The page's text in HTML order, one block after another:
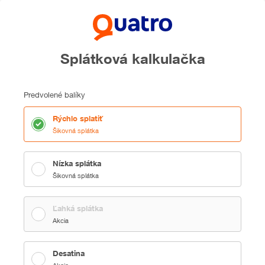
Splátková kalkulačka
Predvolené balíky
Rýchlo splatiť
Šikovná splátka
Nízka splátka
Šikovná splátka
Ľahká splátka
Akcia
Desatina